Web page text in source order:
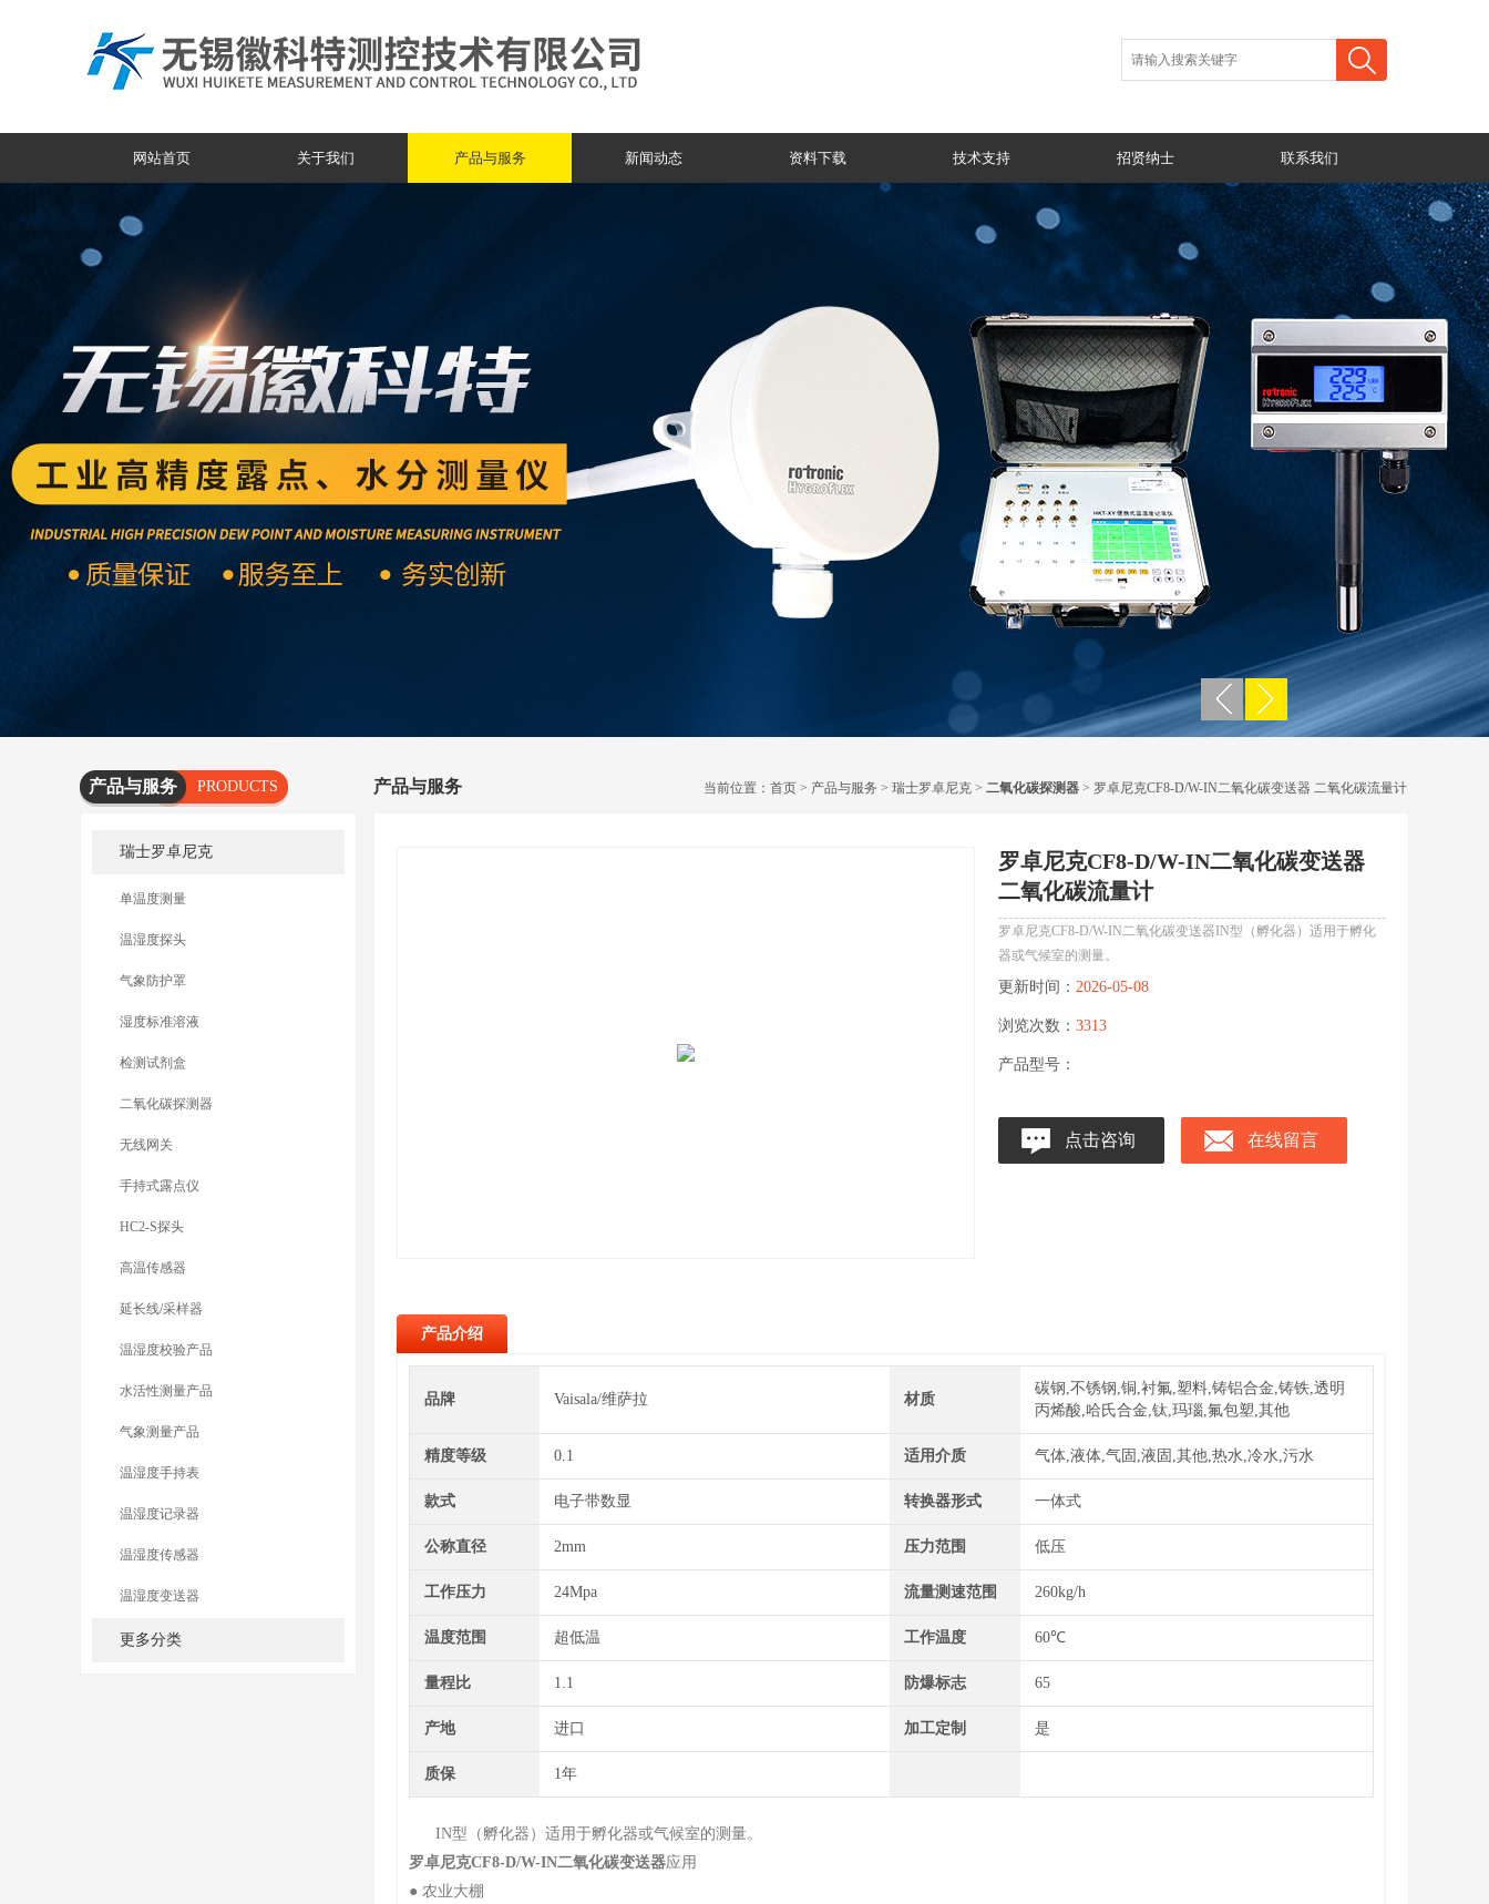
网站首页 关于我们 产品与服务 新闻动态 资料下载 技术支持 招贤纳士 联系我们
产品与服务
PRODUCTS
SERVICES
瑞士罗卓尼克
单温度测量
温湿度探头
气象防护罩
湿度标准溶液
检测试剂盒
二氧化碳探测器
无线网关
手持式露点仪
HC2-S探头
高温传感器
延长线/采样器
温湿度校验产品
水活性测量产品
气象测量产品
温湿度手持表
温湿度记录器
温湿度传感器
温湿度变送器
更多分类
产品与服务 当前位置： 首页 > 产品与服务 > 瑞士罗卓尼克 > 二氧化碳探测器 > 罗卓尼克CF8-D/W-IN二氧化碳变送器 二氧化碳流量计
罗卓尼克CF8-D/W-IN二氧化碳变送器
二氧化碳流量计
罗卓尼克CF8-D/W-IN二氧化碳变送器IN型（孵化器）适用于孵化
器或气候室的测量。
更新时间： 2026-05-08
浏览次数： 3313
产品型号：
点击咨询 在线留言
产品介绍
品牌 Vaisala/维萨拉 材质
碳钢,不锈钢,铜,衬氟,塑料,铸铝合金,铸铁,透明
丙烯酸,哈氏合金,钛,玛瑙,氟包塑,其他
精度等级 0.1 适用介质 气体,液体,气固,液固,其他,热水,冷水,污水
款式 电子带数显 转换器形式 一体式
公称直径 2mm 压力范围 低压
工作压力 24Mpa 流量测速范围 260kg/h
温度范围 超低温 工作温度 60℃
量程比 1.1 防爆标志 65
产地 进口 加工定制 是
质保 1年
IN型（孵化器）适用于孵化器或气候室的测量。
罗卓尼克CF8-D/W-IN二氧化碳变送器应用
● 农业大棚